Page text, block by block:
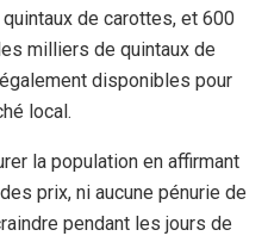
de carottes, et 600
milliers de quintaux de
disponibles pour
local.
la population en affirmant
prix, ni aucune pénurie de
pendant les jours de